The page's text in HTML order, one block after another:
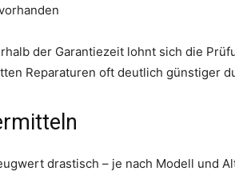
der Garantiezeit lohnt sich die
Reparaturen oft deutlich günstiger
drastisch – je nach Modell und